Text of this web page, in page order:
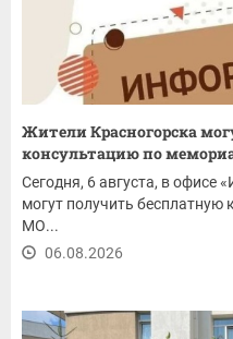
Жители Красногорска
консультацию по
Сегодня, 6 августа, в
могут получить бесплатную
МО...
06.08.2026